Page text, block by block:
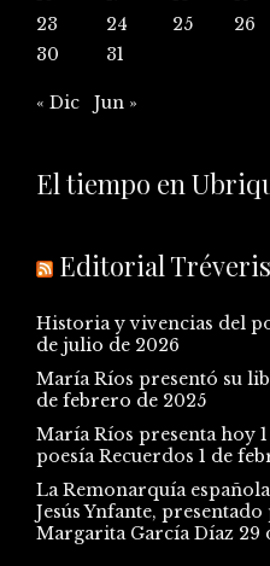
23
24 25 26
30
31
« Dic Jun »
El tiempo en
Editorial Tréveris
Historia y vivencias del
de julio de 2026
María Ríos presentó su
de febrero de 2025
María Ríos presenta hoy
poesía Recuerdos 1 de
La Remonarquía
Jesús Ynfante,
Margarita García Díaz 29